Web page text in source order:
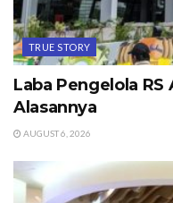
TRUE STORY
Laba Pengelola RS
Alasannya
AUGUST 6, 2026